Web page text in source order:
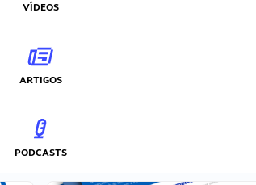
VÍDEOS
ARTIGOS
PODCASTS